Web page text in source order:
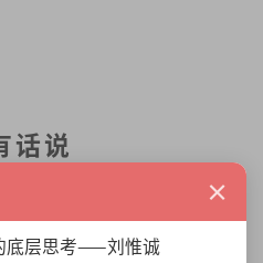
话说
into post a comment.
×
底层思考——刘惟诚